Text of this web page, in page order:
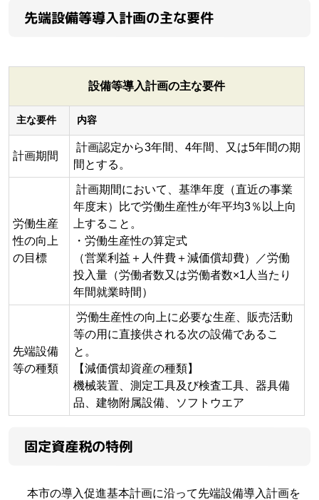
先端設備等導入計画の主な要件
設備等導入計画の主な要件
主な要件 内容
計画期間
計画認定から3年間、4年間、又は5年間の期
間とする。
労働生産
性の向上
の目標
計画期間において、基準年度（直近の事業
年度末）比で労働生産性が年平均3％以上向
上すること。
・労働生産性の算定式
（営業利益＋人件費＋減価償却費）／労働
投入量（労働者数又は労働者数×1人当たり
年間就業時間）
先端設備
等の種類
労働生産性の向上に必要な生産、販売活動
等の用に直接供される次の設備であるこ
と。
【減価償却資産の種類】
機械装置、測定工具及び検査工具、器具備
品、建物附属設備、ソフトウエア
固定資産税の特例
本市の導入促進基本計画に沿って先端設備導入計画を